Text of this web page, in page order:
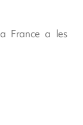
France a les